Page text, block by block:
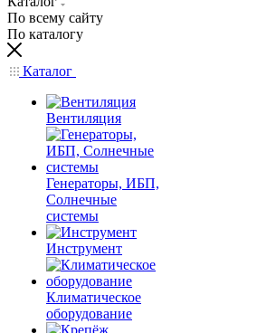
По всему сайту
По каталогу
Каталог
Вентиляция
Генераторы, ИБП,
Солнечные
системы
Инструмент
Климатическое
оборудование